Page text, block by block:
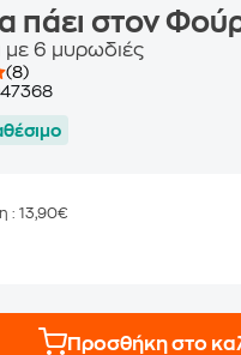
πάει στον
με 6 μυρωδιές
(8)
: 13,90€
Προσθήκη στο